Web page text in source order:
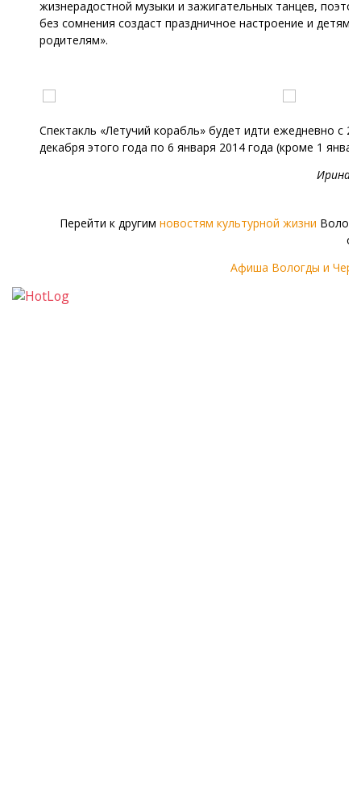
жизнерадостной музыки и зажигательных танцев,
без сомнения создаст праздничное настроение и детям,
родителям».
Спектакль «Летучий корабль» будет идти ежедневно с 24
декабря этого года по 6 января 2014 года (кроме 1
Ирина
Перейти к другим новостям культурной жизни
Афиша Вологды и